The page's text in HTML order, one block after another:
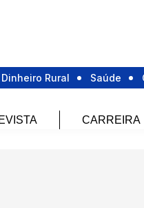
Dinheiro Rural Saúde
CARREIRA